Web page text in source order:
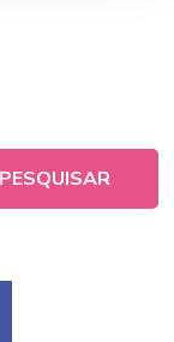
PESQUISAR